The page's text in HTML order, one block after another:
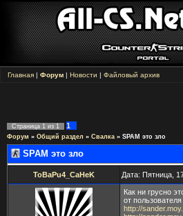
Главная | Форум | Новости | Файловый архив
Страница 1 из 1 1
Форум » Общий раздел » Свалка » SPAM это зло
SPAM это зло
ToBaPu4_CaHeK Дата: Пятница,
Как ни грусно
от пользователя
http://